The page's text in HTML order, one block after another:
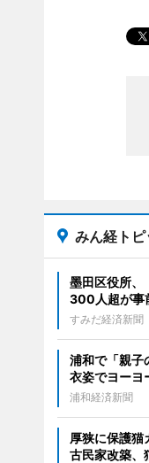
みん経トピ
墨田区役所
300人超が事
すみだ経済新聞
浦和で「親
衣姿でヨーヨ
浦和経済新聞
厚狭に保護
古民家改築、